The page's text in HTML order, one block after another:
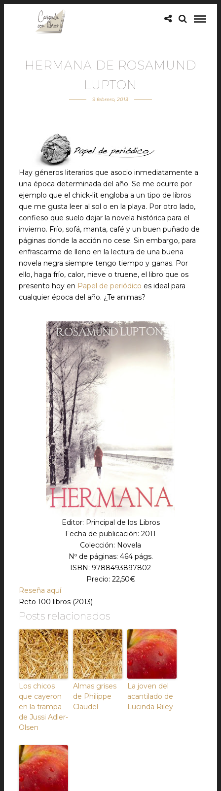
HERMANA DE ROSAMUND
LUPTON
9 febrero, 2013
Hay géneros literarios que asocio inmediatamente a
una época determinada del año. Se me ocurre por
ejemplo que el chick-lit engloba a un tipo de libros
que me gusta leer al sol o en la playa. Por otro lado,
confieso que suelo dejar la novela histórica para el
invierno. Frío, sofá, manta, café y un buen puñado de
páginas donde la acción no cese. Sin embargo, para
enfrascarme de lleno en la lectura de una buena
novela negra siempre tengo tiempo y ganas. Por
ello, haga frío, calor, nieve o truene, el libro que os
presento hoy en Papel de periódico es ideal para
cualquier época del año. ¿Te animas?
Editor: Principal de los Libros
Fecha de publicación: 2011
Colección: Novela
Nº de páginas: 464 págs.
ISBN: 9788493897802
Precio: 22,50€
Reseña aquí
Reto 100 libros (2013)
Posts relacionados
Los chicos
que cayeron
en la trampa
de Jussi Adler-
Olsen
Almas grises
de Philippe
Claudel
La joven del
acantilado de
Lucinda Riley